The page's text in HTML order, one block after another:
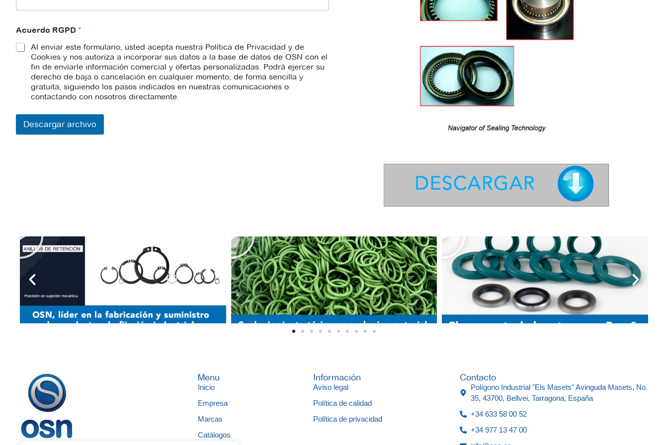
Acuerdo RGPD *
Al enviar este formulario, usted acepta nuestra Política de Privacidad y de
Cookies y nos autoriza a incorporar sus datos a la base de datos de OSN con el
fin de enviarle información comercial y ofertas personalizadas. Podrá ejercer su
derecho de baja o cancelación en cualquier momento, de forma sencilla y
gratuita, siguiendo los pasos indicados en nuestras comunicaciones o
contactando con nosotros directamente.
Descargar archivo
Menu
Inicio
Empresa
Marcas
Catálogos
Información
Aviso legal
Política de calidad
Política de privacidad
Contacto
Polígono Industrial "Els Masets" Avinguda Masets, No.
35, 43700, Bellvei, Tarragona, España
+34 633 58 00 52
+34 977 13 47 00